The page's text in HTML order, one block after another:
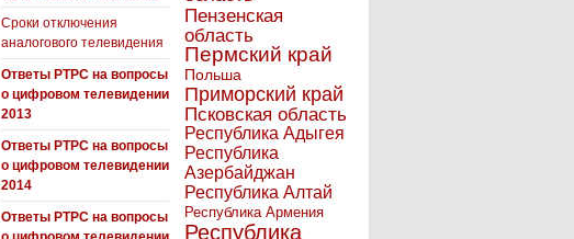
Сроки отключения
аналогового телевидения
Ответы РТРС на вопросы
о цифровом телевидении
2013
Ответы РТРС на вопросы
о цифровом телевидении
2014
Ответы РТРС на вопросы
Пензенская
область
Пермский край
Польша
Приморский край
Псковская область
Республика Адыгея
Республика
Азербайджан
Республика Алтай
Республика Армения
Республика